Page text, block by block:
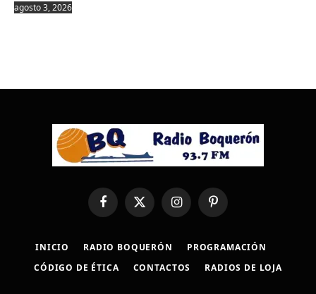
agosto 3, 2026
FacebookX
(Twitter)
InstagramPinterest
INICIO RADIO BOQUERÓN
PROGRAMACIÓN
CÓDIGO DE ÉTICA
CONTACTOS RADIOS DE LOJA